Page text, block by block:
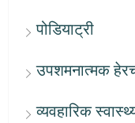
पोडियाट्री
उपशमनात्मक
व्यवहारिक